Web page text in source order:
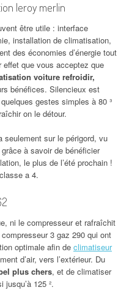
leroy merlin
être utile : interface
installation de climatisation,
des économies d’énergie tout
que vous acceptez que
voiture refroidir,
bénéfices. Silencieux est
gestes simples à 80 ³
on le détour.
seulement sur le périgord, vu
à savoir de bénéficier
le plus de l’été prochain !
a 4.
ni le compresseur et rafraîchit
3 gaz 290 qui ont
optimale afin de climatiseur
d’air, vers l’extérieur. Du
plus chers, et de climatiser
125 ².